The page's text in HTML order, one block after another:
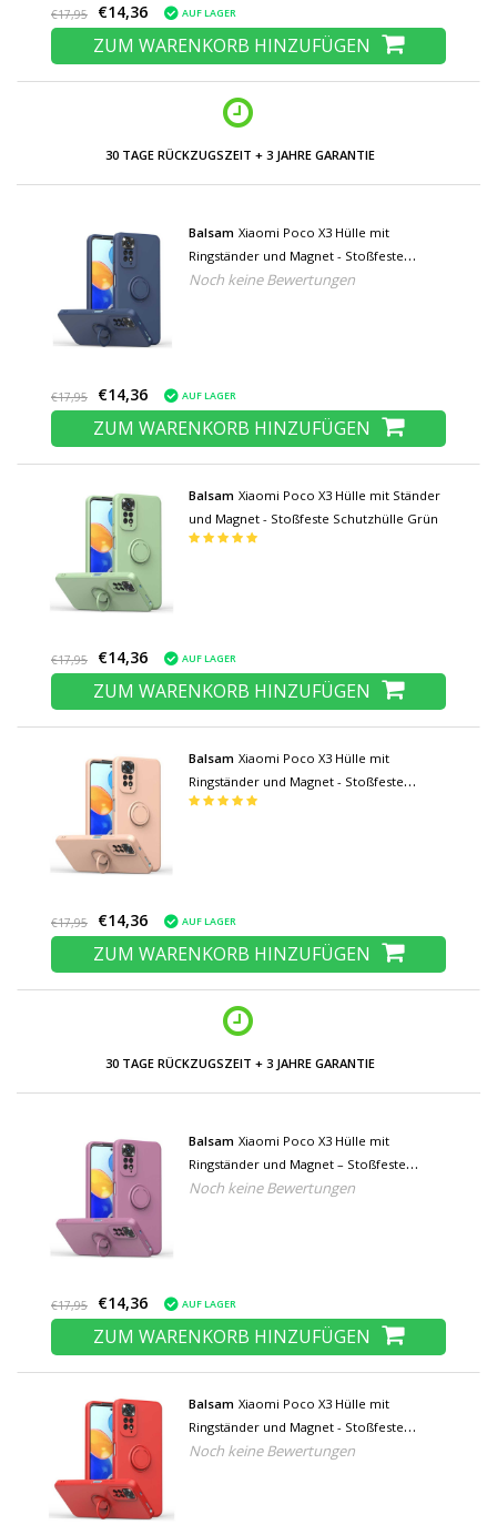
€17,95 €14,36 AUF LAGER
ZUM WARENKORB HINZUFÜGEN
NIEDRIGE PREISE UND GROSSE AUSWAHL
Balsam Xiaomi Poco X3 Hülle mit
Ringständer und Magnet - Stoßfeste
Schutzhülle Blau
Noch keine Bewertungen
€17,95 €14,36 AUF LAGER
ZUM WARENKORB HINZUFÜGEN
Balsam Xiaomi Poco X3 Hülle mit Ständer
und Magnet - Stoßfeste Schutzhülle Grün
€17,95 €14,36 AUF LAGER
ZUM WARENKORB HINZUFÜGEN
Balsam Xiaomi Poco X3 Hülle mit
Ringständer und Magnet - Stoßfeste
Schutzhülle Pink
€17,95 €14,36 AUF LAGER
ZUM WARENKORB HINZUFÜGEN
NIEDRIGE PREISE UND GROSSE AUSWAHL
Balsam Xiaomi Poco X3 Hülle mit
Ringständer und Magnet – Stoßfeste
Schutzhülle Lila
Noch keine Bewertungen
€17,95 €14,36 AUF LAGER
ZUM WARENKORB HINZUFÜGEN
Balsam Xiaomi Poco X3 Hülle mit
Ringständer und Magnet - Stoßfeste
Schutzhülle Rot
Noch keine Bewertungen